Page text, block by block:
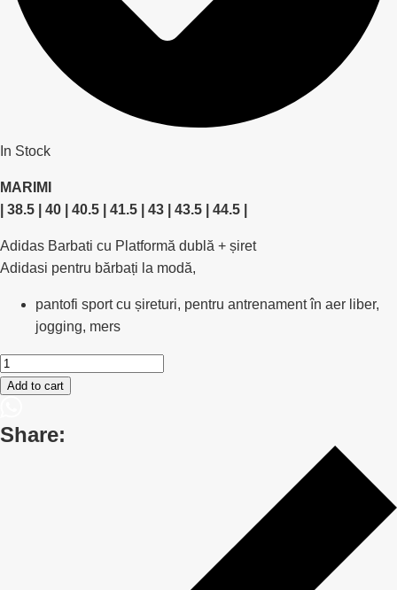
In Stock
MARIMI
| 38.5 | 40 | 40.5 | 41.5 | 43 | 43.5 | 44.5 |
Adidas Barbati cu Platformă dublă + șiret
Adidasi pentru bărbați la modă,
pantofi sport cu șireturi, pentru antrenament în aer liber,
jogging, mers
Adidas
Barbati
Platformă
Add to cart
Share: